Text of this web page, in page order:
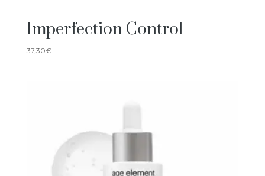
Imperfection Control
37,30€